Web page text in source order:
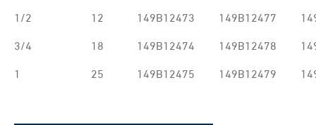
1/2 12 149B12473 149B12477
3/4 18 149B12474 149B12478
1 25 149B12475 149B12479